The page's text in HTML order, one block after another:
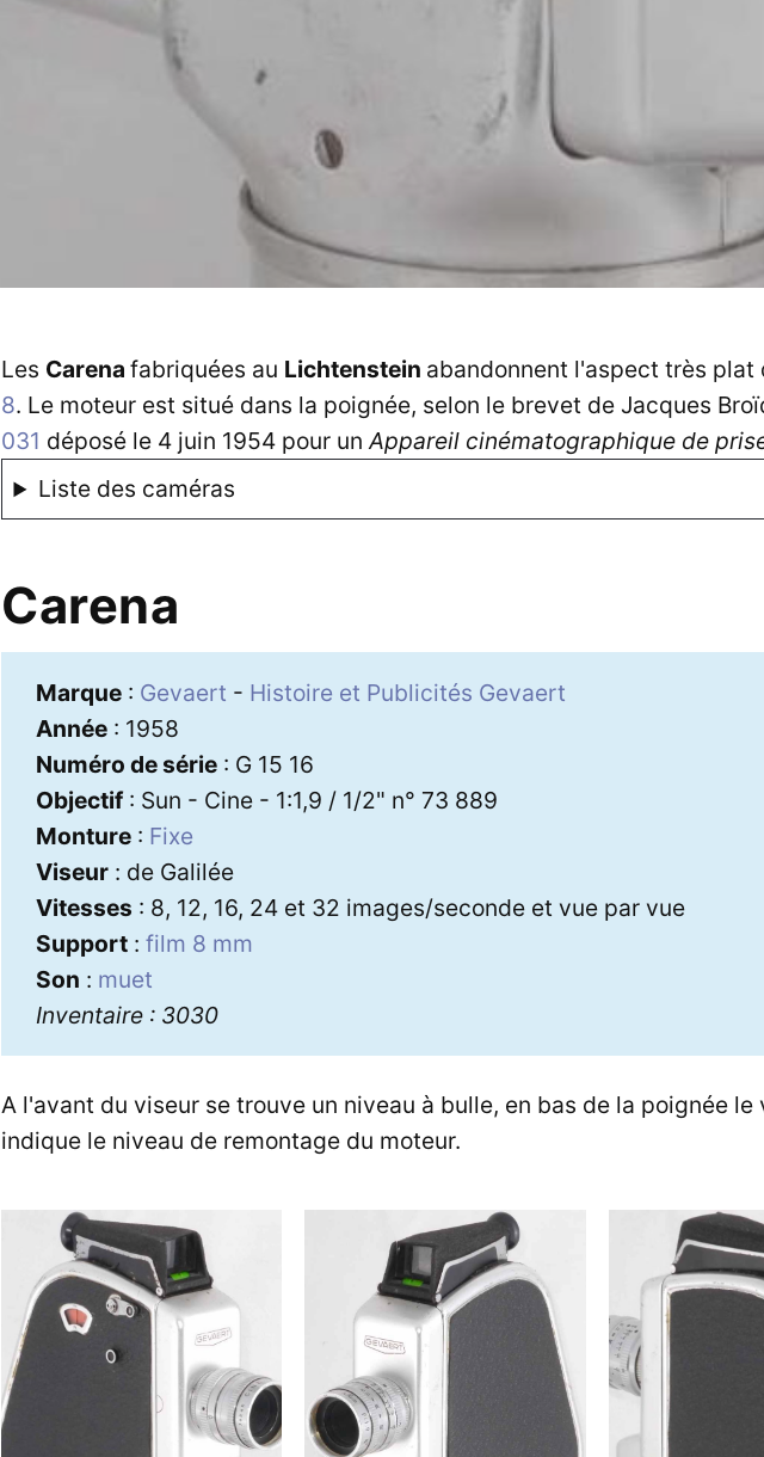
Les Carena fabriquées au Lichtenstein abandonnent l'aspect très plat
8. Le moteur est situé dans la poignée, selon le brevet de Jacques
031 déposé le 4 juin 1954 pour un Appareil cinématographique de
Liste des caméras
Carena
Marque: Gevaert - Histoire et Publicités Gevaert
Année: 1958
Numéro de série: G 15 16
Objectif: Sun - Cine - 1:1,9 / 1/2" n° 73 889
Monture: Fixe
Viseur: de Galilée
Vitesses : 8, 12, 16, 24 et 32 images/seconde et vue par vue
Support: film 8 mm
Son : muet
Inventaire : 3030
A l'avant du viseur se trouve un niveau à bulle, en bas de la poignée le
indique le niveau de remontage du moteur.